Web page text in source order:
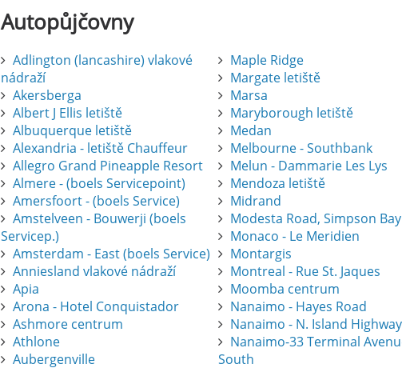
Autopůjčovny
Adlington (lancashire) vlakové
nádraží
Akersberga
Albert J Ellis letiště
Albuquerque letiště
Alexandria - letiště Chauffeur
Allegro Grand Pineapple Resort
Almere - (boels Servicepoint)
Amersfoort - (boels Service)
Amstelveen - Bouwerji (boels
Servicep.)
Amsterdam - East (boels Service)
Anniesland vlakové nádraží
Apia
Arona - Hotel Conquistador
Ashmore centrum
Athlone
Aubergenville
Maple Ridge
Margate letiště
Marsa
Maryborough letiště
Medan
Melbourne - Southbank
Melun - Dammarie Les Lys
Mendoza letiště
Midrand
Modesta Road, Simpson Bay
Monaco - Le Meridien
Montargis
Montreal - Rue St. Jaques
Moomba centrum
Nanaimo - Hayes Road
Nanaimo - N. Island Highway
Nanaimo-33 Terminal
South